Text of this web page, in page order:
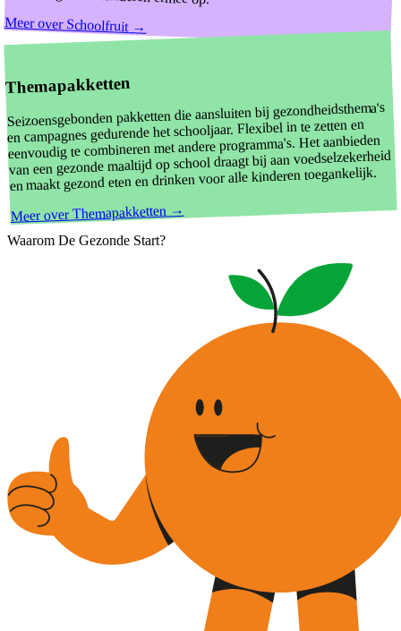
Meer overSchoolfruit→
Themapakketten
Seizoensgebonden pakketten die aansluiten bij gezondheidsthema's
en campagnes gedurende het schooljaar. Flexibel in te zetten en
eenvoudig te combineren met andere programma's. Het aanbieden
van een gezonde maaltijd op school draagt bij aan voedselzekerheid
en maakt gezond eten en drinken voor alle kinderen toegankelijk.
Meer overThemapakketten →
Waarom De Gezonde Start?